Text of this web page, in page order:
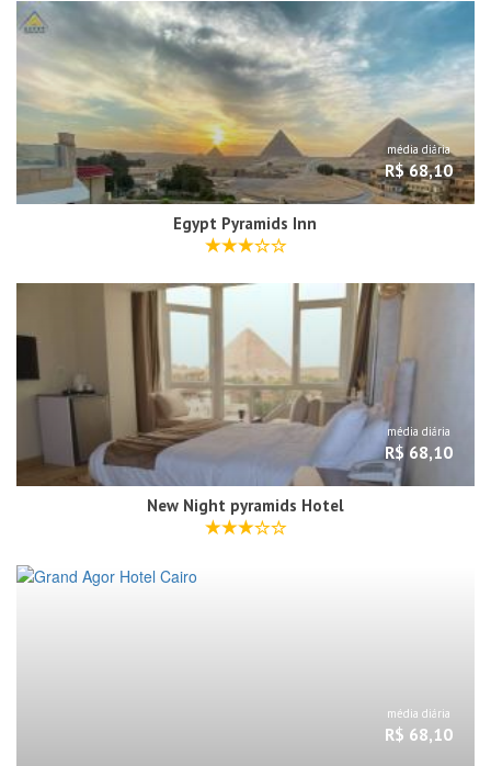
média diária
R$ 68,10
Egypt Pyramids Inn
média diária
R$ 68,10
New Night pyramids Hotel
média diária
R$ 68,10